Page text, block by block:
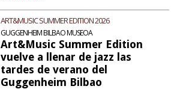
ART&MUSIC SUMMER EDITION 2026
GUGGENHEIM BILBAO MUSEOA
Art&Music Summer Edition
vuelve a llenar de jazz las
tardes de verano del
Guggenheim Bilbao